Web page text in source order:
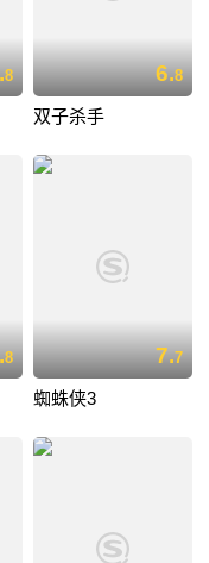
8 6.8
双子杀手
8 7.7
蜘蛛侠3